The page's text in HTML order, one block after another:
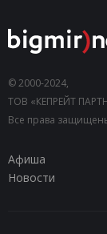
© 2000-2024,
ТОВ «КЕПРЕЙТ
Все права
Афиша
Новости